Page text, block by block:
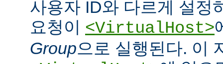
사용자 ID와 다르게 설정
요청이 <VirtualHost>
Group으로 실행된다. 이